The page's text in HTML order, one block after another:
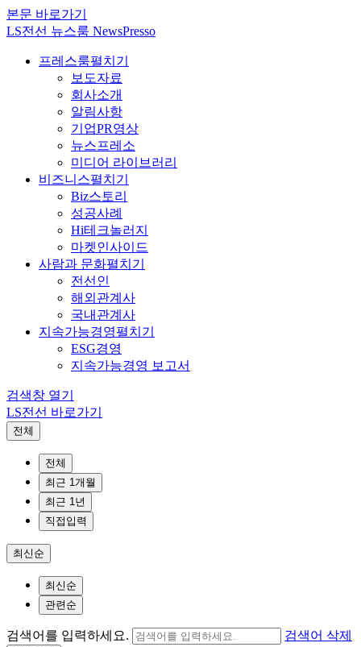
본문 바로가기
LS전선 뉴스룸 NewsPresso
프레스룸펼치기
보도자료
회사소개
알림사항
기업PR영상
뉴스프레소
미디어 라이브러리
비즈니스펼치기
Biz스토리
성공사례
Hi테크놀러지
마켓인사이드
사람과 문화펼치기
전선인
해외관계사
국내관계사
지속가능경영펼치기
ESG경영
지속가능경영 보고서
검색창 열기
LS전선 바로가기
전체
전체
최근 1개월
최근 1년
직접입력
최신순
최신순
관련순
검색어를 입력하세요. 검색어 삭제